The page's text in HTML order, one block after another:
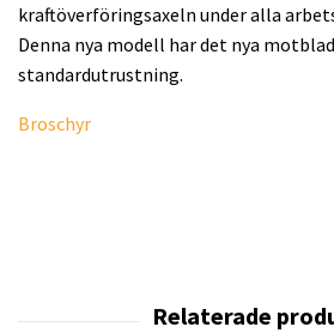
kraftöverföringsaxeln under alla
Denna nya modell har det nya
standardutrustning.
Broschyr